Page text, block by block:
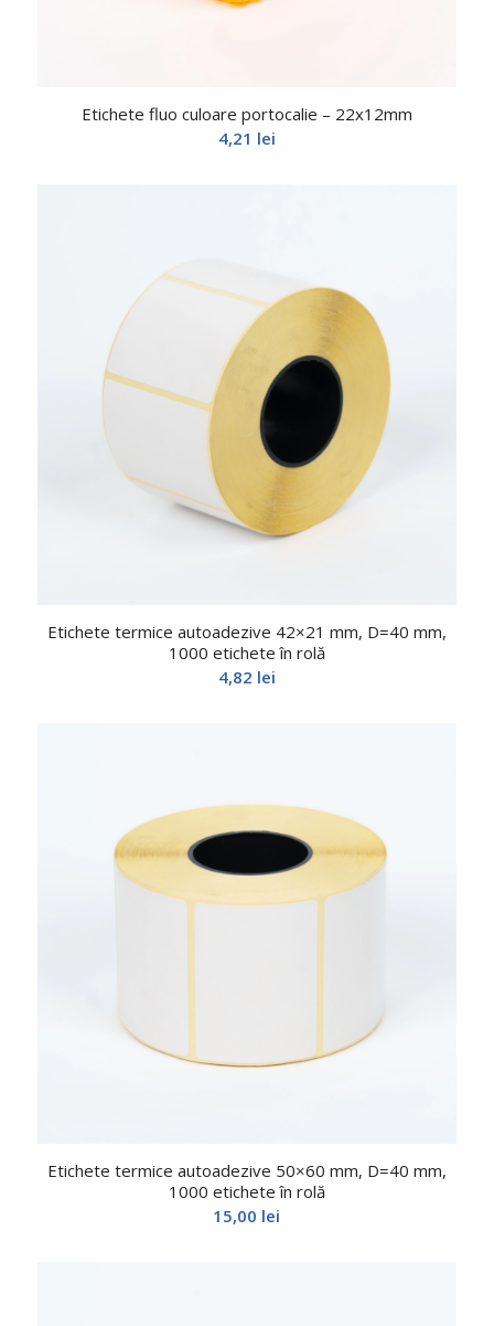
Etichete fluo culoare portocalie – 22x12mm
4,21 lei
Etichete termice autoadezive 42×21 mm, D=40 mm,
1000 etichete în rolă
4,82 lei
Etichete termice autoadezive 50×60 mm, D=40 mm,
1000 etichete în rolă
15,00 lei